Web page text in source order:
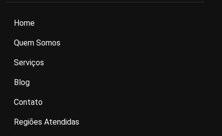
Home
Quem Somos
Serviços
Blog
Contato
Regiões Atendidas